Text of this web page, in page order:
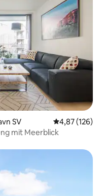
SV
4,87 (126)
mit Meerblick